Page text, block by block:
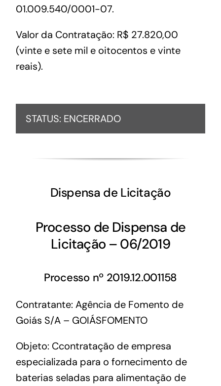
01.009.540/0001-07.
Valor da Contratação: R$ 27.820,00
(vinte e sete mil e oitocentos e vinte
reais).
STATUS: ENCERRADO
Dispensa de Licitação
Processo de Dispensa de
Licitação – 06/2019
Processo nº 2019.12.001158
Contratante: Agência de Fomento de
Goiás S/A – GOIÁSFOMENTO
Objeto: Ccontratação de empresa
especializada para o fornecimento de
baterias seladas para alimentação de